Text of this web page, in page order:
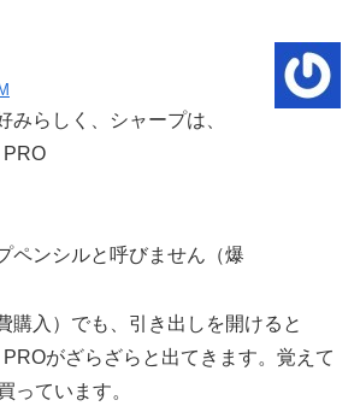
みらしく、シャープは、
ペンシルと呼びません（爆
購入）でも、引き出しを開けると
がざらざらと出てきます。覚えて
っています。